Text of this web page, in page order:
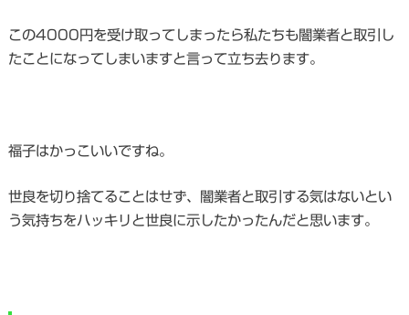
この4000円を受け取ってしまったら私たちも闇業者と取引し
たことになってしまいますと言って立ち去ります。
福子はかっこいいですね。
世良を切り捨てることはせず、闇業者と取引する気はないとい
う気持ちをハッキリと世良に示したかったんだと思います。